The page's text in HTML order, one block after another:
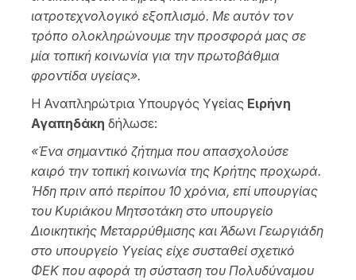
ιατροτεχνολογικό εξοπλισμό. Με αυτόν τον
τρόπο ολοκληρώνουμε την προσφορά μας σε
μία τοπική κοινωνία για την πρωτοβάθμια
φροντίδα υγείας».
Η Αναπληρώτρια Υπουργός Υγείας Ειρήνη
Αγαπηδάκη δήλωσε:
«Ένα σημαντικό ζήτημα που απασχολούσε
καιρό την τοπική κοινωνία της Κρήτης προχωρά.
Ήδη πριν από περίπου 10 χρόνια, επί υπουργίας
του Κυριάκου Μητσοτάκη στο υπουργείο
Διοικητικής Μεταρρύθμισης και Άδωνι Γεωργιάδη
στο υπουργείο Υγείας είχε συσταθεί σχετικό
ΦΕΚ που αφορά τη σύσταση του Πολυδύναμου